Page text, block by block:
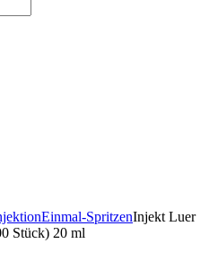
Einmal-SpritzenInjekt Luer
Stück) 20 ml